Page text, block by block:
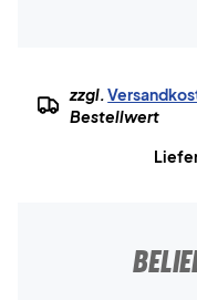
zzgl.
Bestellwert